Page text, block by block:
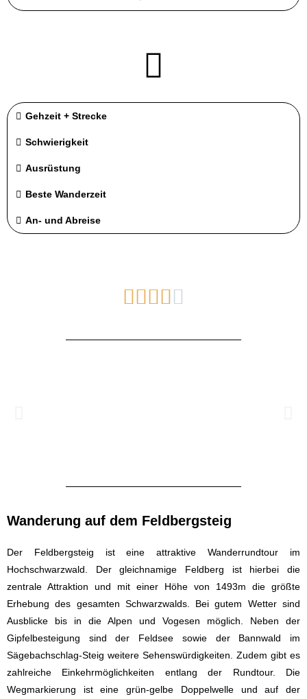
Gehzeit + Strecke
Schwierigkeit
Ausrüstung
Beste Wanderzeit
An- und Abreise

Wanderung auf dem Feldbergsteig
Der Feldbergsteig ist eine attraktive Wanderrundtour im
Hochschwarzwald. Der gleichnamige Feldberg ist hierbei die
zentrale Attraktion und mit einer Höhe von 1493m die größte
Erhebung des gesamten Schwarzwalds. Bei gutem Wetter sind
Ausblicke bis in die Alpen und Vogesen möglich. Neben der
Gipfelbesteigung sind der Feldsee sowie der Bannwald im
Sägebachschlag-Steig weitere Sehenswürdigkeiten. Zudem gibt es
zahlreiche Einkehrmöglichkeiten entlang der Rundtour. Die
Wegmarkierung ist eine grün-gelbe Doppelwelle und auf der